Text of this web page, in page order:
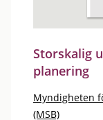
Storskalig
planering
Myndigheten
(MSB)